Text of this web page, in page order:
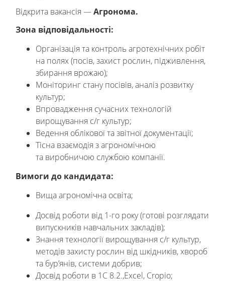
Відкрита вакансія —Агронома.
Зона відповідальності:
Організація та контроль агротехнічних робіт
на полях (посів, захист рослин, підживлення,
збирання врожаю);
Моніторинг стану посівів, аналіз розвитку
культур;
Впровадження сучасних технологій
вирощування с/г культур;
Ведення облікової та звітної документації;
Тісна взаємодія з агрономічною
та виробничою службою компанії.
Вимоги до кандидата:
Вища агрономічна освіта;
Досвід роботи від 1-го року (готові розглядати
випускників навчальних закладів);
Знання технології вирощування с/г культур,
методів захисту рослин від шкідників, хвороб
та бур’янів, системи добрив;
Досвід роботи в 1С 8.2.,Excel, Cropio;